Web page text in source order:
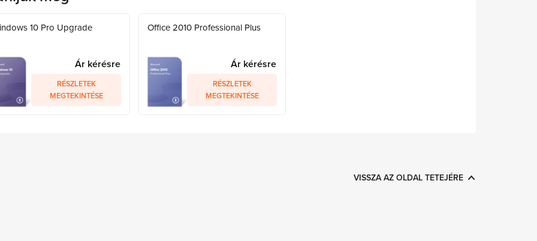
10 Pro Upgrade
Ár kérésre
RÉSZLETEK
MEGTEKINTÉSE
Office 2010 Professional Plus
Ár kérésre
RÉSZLETEK
MEGTEKINTÉSE
VISSZA AZ OLDAL TETEJÉRE